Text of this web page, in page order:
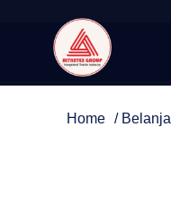
Home / Belanja